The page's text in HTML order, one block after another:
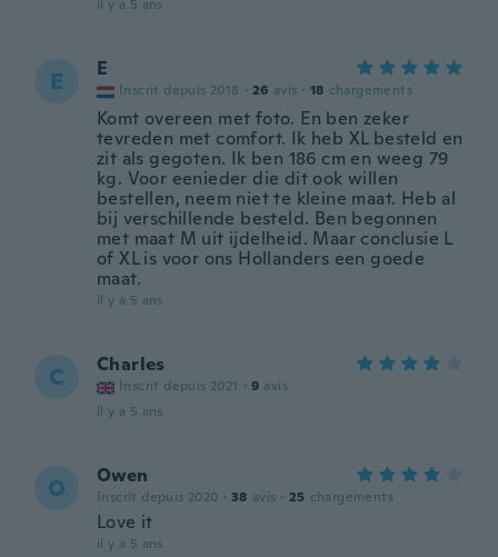
il y a 5 ans
E E
Inscrit depuis 2018 · 26 avis · 18 chargements
Komt overeen met foto. En ben zeker
tevreden met comfort. Ik heb XL besteld en
zit als gegoten. Ik ben 186 cm en weeg 79
kg. Voor eenieder die dit ook willen
bestellen, neem niet te kleine maat. Heb al
bij verschillende besteld. Ben begonnen
met maat M uit ijdelheid. Maar conclusie L
of XL is voor ons Hollanders een goede
maat.
il y a 5 ans
C Charles
Inscrit depuis 2021 · 9 avis
il y a 5 ans
O Owen
Inscrit depuis 2020 · 38 avis · 25 chargements
Love it
il y a 5 ans